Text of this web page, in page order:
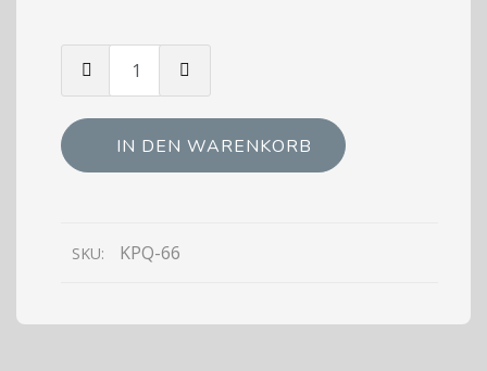
von
66
Quattro
IN DEN WARENKORB
SKU: KPQ-66